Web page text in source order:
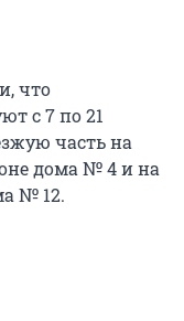
что
с 7 по 21
часть на
дома № 4 и на
№ 12.